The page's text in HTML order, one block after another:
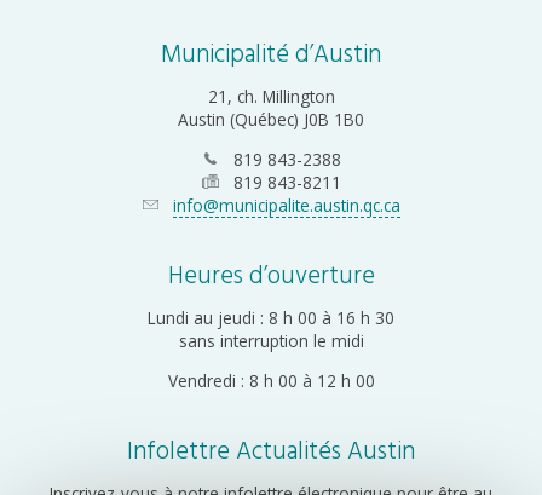
Municipalité d’Austin
21, ch. Millington
Austin (Québec) J0B 1B0
819 843-2388
819 843-8211
info@municipalite.austin.qc.ca
Heures d’ouverture
Lundi au jeudi : 8 h 00 à 16 h 30
sans interruption le midi
Vendredi : 8 h 00 à 12 h 00
Infolettre Actualités Austin